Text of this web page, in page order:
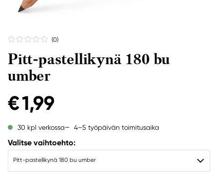
(0)
Pitt-pastellikynä 180 bu
umber
€ 1,99
30 kpl verkossa 4–5 työpäivän toimitusaika
Valitse vaihtoehto:
Pitt-pastellikynä 180 bu umber